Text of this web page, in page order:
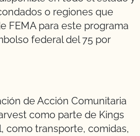
o regiones que
FEMA para este programa
federal del 75 por
de Acción Comunitaria
como parte de Kings
como transporte, comidas,